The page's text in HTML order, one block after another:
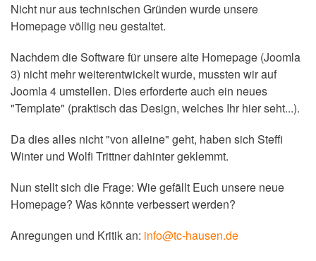
Nicht nur aus technischen Gründen wurde unsere
Homepage völlig neu gestaltet.
Nachdem die Software für unsere alte Homepage (Joomla
3) nicht mehr weiterentwickelt wurde, mussten wir auf
Joomla 4 umstellen. Dies erforderte auch ein neues
"Template" (praktisch das Design, welches Ihr hier seht...).
Da dies alles nicht "von alleine" geht, haben sich Steffi
Winter und Wolfi Trittner dahinter geklemmt.
Nun stellt sich die Frage: Wie gefällt Euch unsere neue
Homepage? Was könnte verbessert werden?
Anregungen und Kritik an: info@tc-hausen.de